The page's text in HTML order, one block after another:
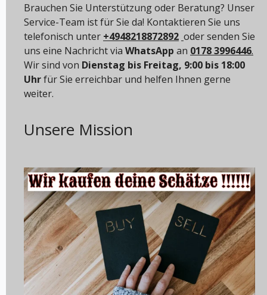
Brauchen Sie Unterstützung oder Beratung? Unser
Service-Team ist für Sie da! Kontaktieren Sie uns
telefonisch unter +4948218872892 oder senden Sie
uns eine Nachricht via WhatsApp an 0178 3996446.
Wir sind von Dienstag bis Freitag, 9:00 bis 18:00
Uhrfür Sie erreichbar und helfen Ihnen gerne
weiter.
Unsere Mission